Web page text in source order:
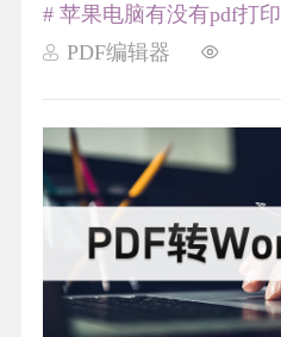
PDF编辑器
# 苹果电脑有没有pdf打印